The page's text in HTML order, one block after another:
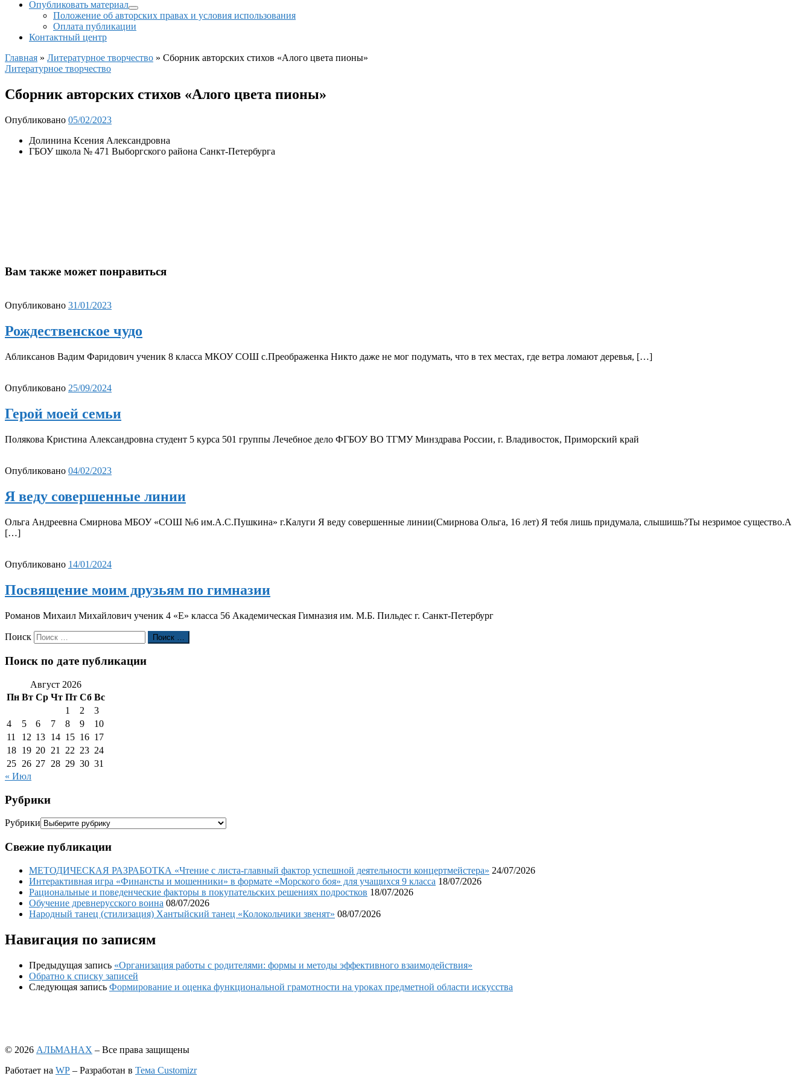
Опубликовать материал
Положение об авторских правах и условия использования
Оплата публикации
Контактный центр
Главная » Литературное творчество » Сборник авторских стихов «Алого цвета пионы»
Литературное творчество
Сборник авторских стихов «Алого цвета пионы»
Опубликовано 05/02/2023
Долинина Ксения Александровна
ГБОУ школа № 471 Выборгского района Санкт-Петербурга
Вам также может понравиться
Опубликовано 31/01/2023
Рождественское чудо
Абликсанов Вадим Фаридович ученик 8 класса МКОУ СОШ с.Преображенка Никто даже не мог подумать, что в тех местах, где ветра ломают деревья, […]
Опубликовано 25/09/2024
Герой моей семьи
Полякова Кристина Александровна студент 5 курса 501 группы Лечебное дело ФГБОУ ВО ТГМУ Минздрава России, г. Владивосток, Приморский край
Опубликовано 04/02/2023
Я веду совершенные линии
Ольга Андреевна Смирнова МБОУ «СОШ №6 им.А.С.Пушкина» г.Калуги Я веду совершенные линии(Смирнова Ольга, 16 лет) Я тебя лишь придумала, слышишь?Ты незримое существо.А
[…]
Опубликовано 14/01/2024
Посвящение моим друзьям по гимназии
Романов Михаил Михайлович ученик 4 «Е» класса 56 Академическая Гимназия им. М.Б. Пильдес г. Санкт-Петербург
Поиск Поиск …
Поиск по дате публикации
Август 2026
Пн Вт Ср Чт Пт Сб Вс
1
2
3
4
5 6 7 8 9
10
11
12 13 14 15 16 17
18 19 20 21 22 23 24
25 26 27 28 29 30 31
« Июл
Рубрики
Рубрики
Свежие публикации
МЕТОДИЧЕСКАЯ РАЗРАБОТКА «Чтение с листа-главный фактор успешной деятельности концертмейстера» 24/07/2026
Интерактивная игра «Финансты и мошенники» в формате «Морского боя» для учащихся 9 класса 18/07/2026
Рациональные и поведенческие факторы в покупательских решениях подростков 18/07/2026
Обучение древнерусского воина 08/07/2026
Народный танец (стилизация) Хантыйский танец «Колокольчики звенят» 08/07/2026
Навигация по записям
Предыдущая запись «Организация работы с родителями: формы и методы эффективного взаимодействия»
Обратно к списку записей
Следующая запись Формирование и оценка функциональной грамотности на уроках предметной области искусства
© 2026 АЛЬМАНАХ – Все права защищены
Работает на WP – Разработан в Тема Customizr